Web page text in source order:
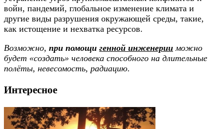
войн, пандемий, глобальное изменение климата и
другие виды разрушения окружающей среды, такие,
как истощение и нехватка ресурсов.
Возможно, при помощи генной инженерии можно
будет «создать» человека способного на длительные
полёты, невесомость, радиацию.
Интересное